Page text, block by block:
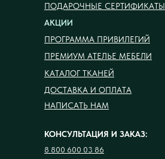
КОНСУЛЬТАЦИЯ И ЗАКАЗ:
8 800 600 03 86
АКЦИИ
ПОДАРОЧНЫЕ СЕРТИФИКАТЫ
ПРОГРАММА ПРИВИЛЕГИЙ
ПРЕМИУМ АТЕЛЬЕ МЕБЕЛИ
КАТАЛОГ ТКАНЕЙ
ДОСТАВКА И ОПЛАТА
НАПИСАТЬ НАМ